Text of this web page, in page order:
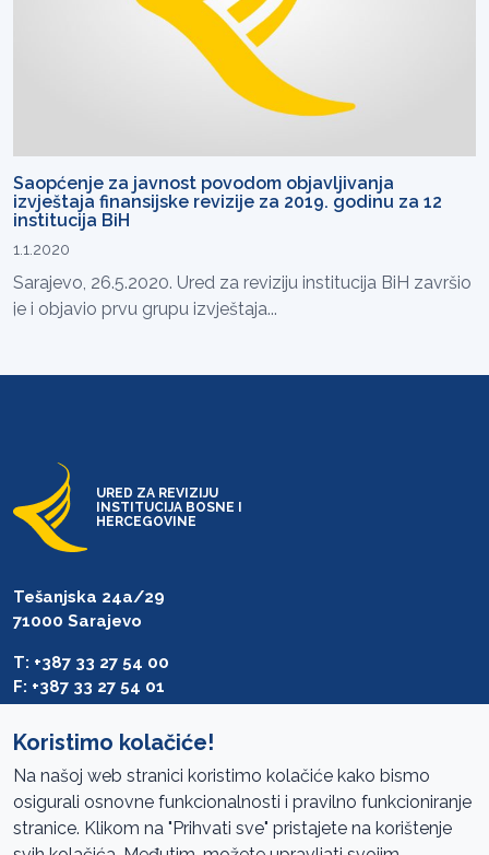
Saopćenje za javnost povodom objavljivanja
izvještaja finansijske revizije za 2019. godinu za 12
institucija BiH
1.1.2020
Sarajevo, 26.5.2020. Ured za reviziju institucija BiH završio
je i objavio prvu grupu izvještaja...
URED ZA REVIZIJU
INSTITUCIJA BOSNE I
HERCEGOVINE
Tešanjska 24a/29
71000 Sarajevo
T: +387 33 27 54 00
F: +387 33 27 54 01
Pristup informacijama
Koristimo kolačiće!
Na našoj web stranici koristimo kolačiće kako bismo
osigurali osnovne funkcionalnosti i pravilno funkcioniranje
stranice. Klikom na "Prihvati sve" pristajete na korištenje